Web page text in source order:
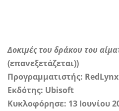
Δοκιμές του δράκου του
(επανεξετάζεται))
Προγραμματιστής: RedLynx
Εκδότης: Ubisoft
Κυκλοφόρησε: 13 Ιουνίου